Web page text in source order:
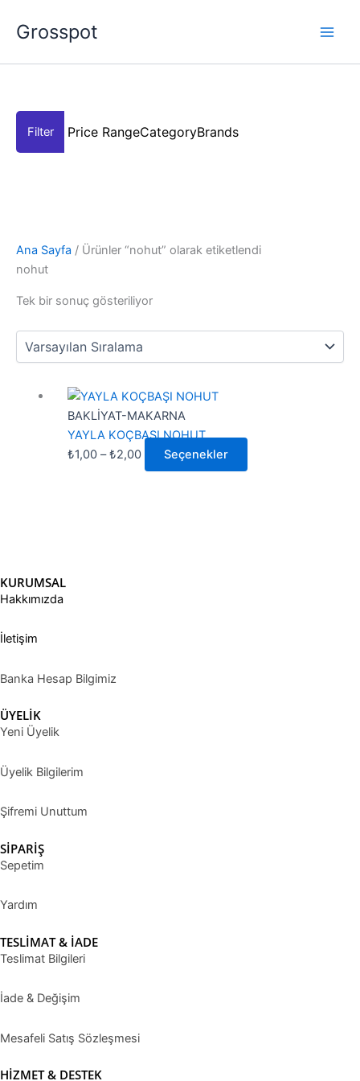
atlaGrosspot
Price RangeCategoryBrands
Ana Sayfa / Ürünler “nohut” olarak etiketlendi
nohut
Tek bir sonuç gösteriliyor
BAKLİYAT-MAKARNA
YAYLA KOÇBAŞI NOHUT
₺1,00 –₺2,00
Fiyat
aralığı:
₺1,00
-
₺2,00
Seçenekler
varyasyonu
KURUMSAL
Hakkımızda
İletişim
Banka Hesap Bilgimiz
ÜYELİK
Yeni Üyelik
Üyelik Bilgilerim
Şifremi Unuttum
SİPARİŞ
Sepetim
Yardım
TESLİMAT & İADE
Teslimat Bilgileri
İade & Değişim
Mesafeli Satış Sözleşmesi
HİZMET & DESTEK